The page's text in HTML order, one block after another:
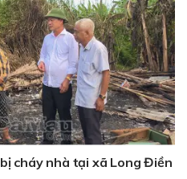
cháy nhà tại xã Long Điền